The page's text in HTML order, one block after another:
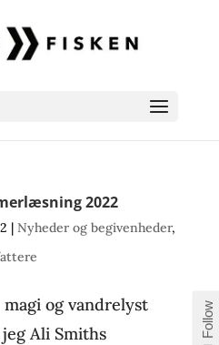
2022
| Nyheder og begivenheder,
og vandrelyst
Ali Smiths
Follow